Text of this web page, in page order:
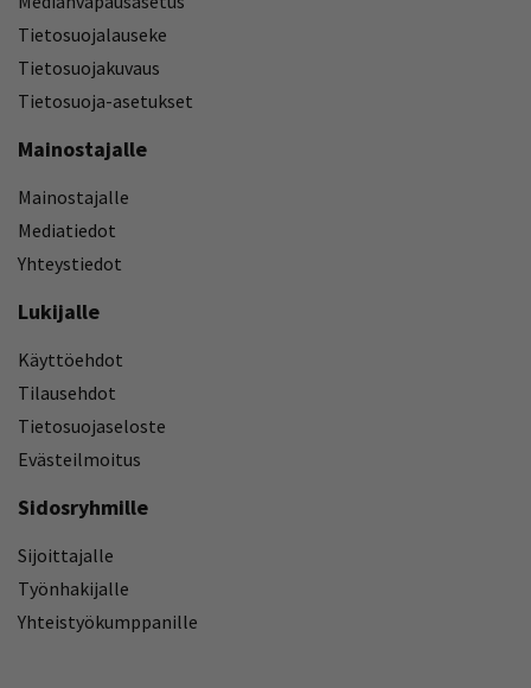
Tietosuojalauseke
Tietosuojakuvaus
Tietosuoja-asetukset
Mainostajalle
Mainostajalle
Mediatiedot
Yhteystiedot
Lukijalle
Käyttöehdot
Tilausehdot
Tietosuojaseloste
Evästeilmoitus
Sidosryhmille
Sijoittajalle
Työnhakijalle
Yhteistyökumppanille